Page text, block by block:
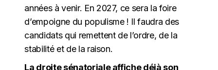
années à venir. En 2027, ce sera la foire
d’empoigne du populisme ! Il faudra des
candidats qui remettent de l’ordre, de la
stabilité et de la raison.
La droite sénatoriale affiche déjà son